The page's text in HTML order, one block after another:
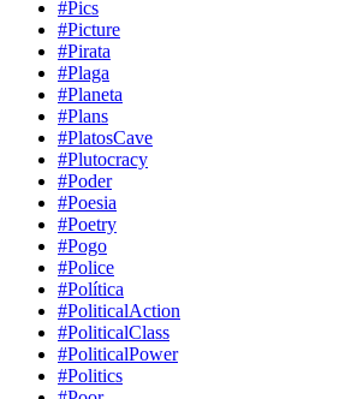
#Pics
#Picture
#Pirata
#Plaga
#Planeta
#Plans
#PlatosCave
#Plutocracy
#Poder
#Poesia
#Poetry
#Pogo
#Police
#Política
#PoliticalAction
#PoliticalClass
#PoliticalPower
#Politics